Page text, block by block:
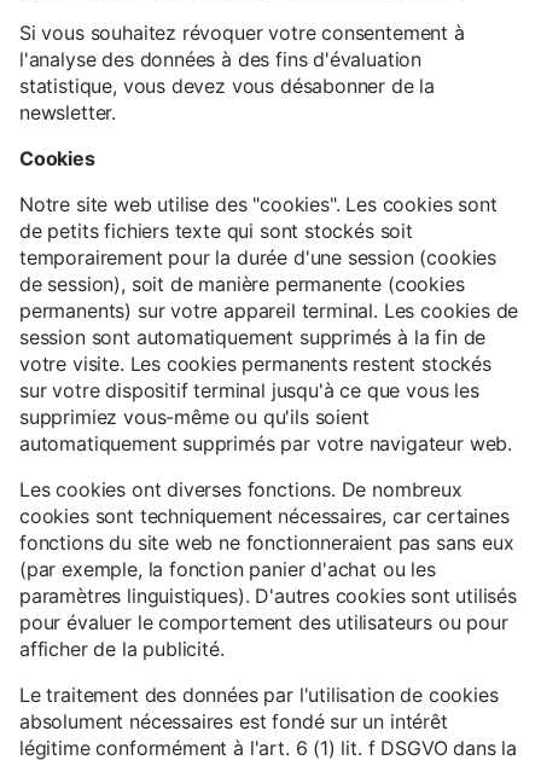
Si vous souhaitez révoquer votre consentement à
l'analyse des données à des fins d'évaluation
statistique, vous devez vous désabonner de la
newsletter.
Cookies
Notre site web utilise des "cookies". Les cookies sont
de petits fichiers texte qui sont stockés soit
temporairement pour la durée d'une session (cookies
de session), soit de manière permanente (cookies
permanents) sur votre appareil terminal. Les cookies de
session sont automatiquement supprimés à la fin de
votre visite. Les cookies permanents restent stockés
sur votre dispositif terminal jusqu'à ce que vous les
supprimiez vous-même ou qu'ils soient
automatiquement supprimés par votre navigateur web.
Les cookies ont diverses fonctions. De nombreux
cookies sont techniquement nécessaires, car certaines
fonctions du site web ne fonctionneraient pas sans eux
(par exemple, la fonction panier d'achat ou les
paramètres linguistiques). D'autres cookies sont utilisés
pour évaluer le comportement des utilisateurs ou pour
afficher de la publicité.
Le traitement des données par l'utilisation de cookies
absolument nécessaires est fondé sur un intérêt
légitime conformément à l'art. 6 (1) lit. f DSGVO dans la